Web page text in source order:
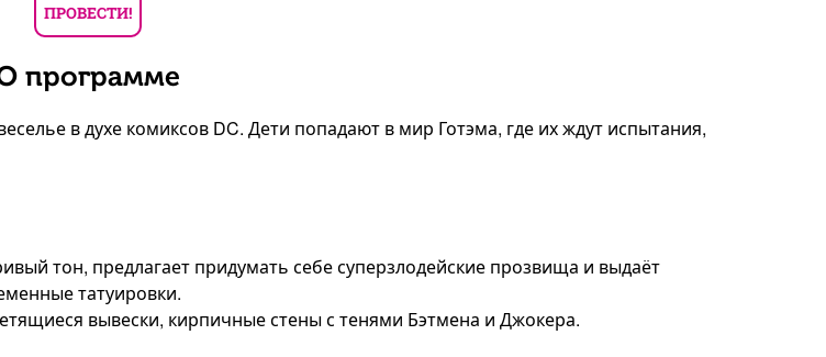
ПРОВЕСТИ!
программе
в духе комиксов DC. Дети попадают в мир Готэма, где их ждут испытания,
тон, предлагает придумать себе суперзлодейские прозвища и выдаёт
татуировки.
вывески, кирпичные стены с тенями Бэтмена и Джокера.